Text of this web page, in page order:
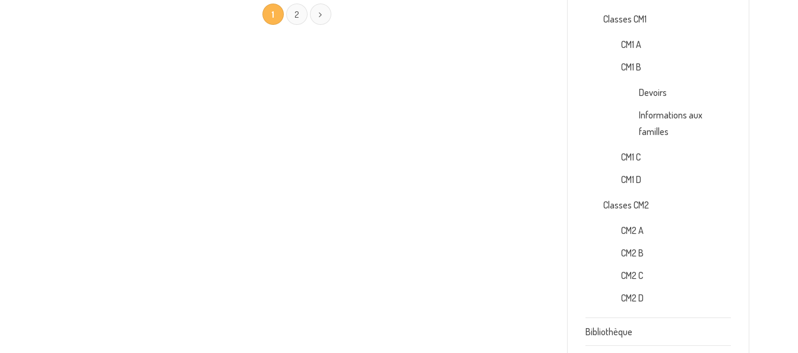
1 2 Classes CM1
CM1 A
CM1 B
Devoirs
Informations aux
familles
CM1 C
CM1 D
Classes CM2
CM2 A
CM2 B
CM2 C
CM2 D
Bibliothèque